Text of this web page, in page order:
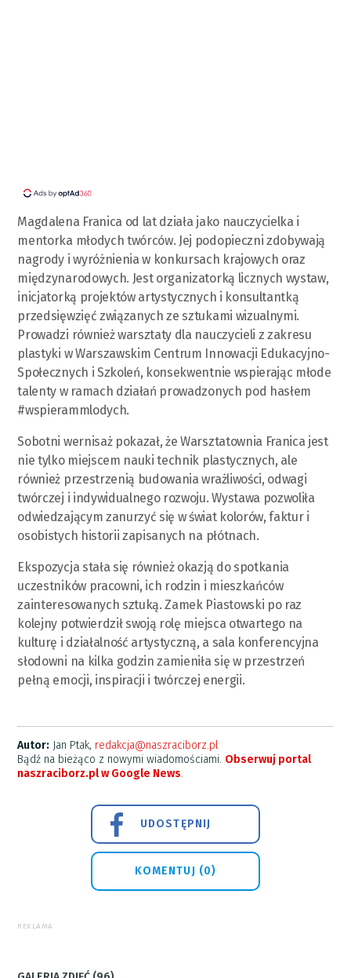
Magdalena Franica od lat działa jako nauczycielka i
mentorka młodych twórców. Jej podopieczni zdobywają
nagrody i wyróżnienia w konkursach krajowych oraz
międzynarodowych. Jest organizatorką licznych wystaw,
inicjatorką projektów artystycznych i konsultantką
przedsięwzięć związanych ze sztukami wizualnymi.
Prowadzi również warsztaty dla nauczycieli z zakresu
plastyki w Warszawskim Centrum Innowacji Edukacyjno-
Społecznych i Szkoleń, konsekwentnie wspierając młode
talenty w ramach działań prowadzonych pod hasłem
#wspierammlodych.
Sobotni wernisaż pokazał, że Warsztatownia Franica jest
nie tylko miejscem nauki technik plastycznych, ale
również przestrzenią budowania wrażliwości, odwagi
twórczej i indywidualnego rozwoju. Wystawa pozwoliła
odwiedzającym zanurzyć się w świat kolorów, faktur i
osobistych historii zapisanych na płótnach.
Ekspozycja stała się również okazją do spotkania
uczestników pracowni, ich rodzin i mieszkańców
zainteresowanych sztuką. Zamek Piastowski po raz
kolejny potwierdził swoją rolę miejsca otwartego na
kulturę i działalność artystyczną, a sala konferencyjna
słodowni na kilka godzin zamieniła się w przestrzeń
pełną emocji, inspiracji i twórczej energii.
Autor: Jan Ptak, redakcja@naszraciborz.pl
Bądź na bieżąco z nowymi wiadomościami. Obserwuj portal
naszraciborz.pl w Google News.
UDOSTĘPNIJ
KOMENTUJ (0)
REKLAMA